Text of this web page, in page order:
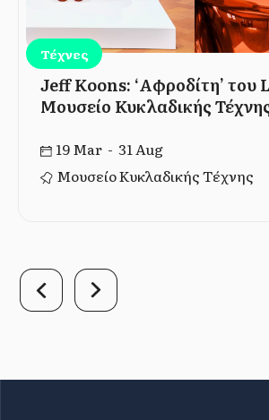
Τέχνες
Jeff Koons: ‘Αφροδίτη’ του
Μουσείο Κυκλαδικής
19 Mar - 31 Aug
Μουσείο Κυκλαδικής Τέχνης